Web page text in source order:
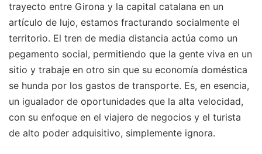
trayecto entre Girona y la capital catalana en un
artículo de lujo, estamos fracturando socialmente el
territorio. El tren de media distancia actúa como un
pegamento social, permitiendo que la gente viva en un
sitio y trabaje en otro sin que su economía doméstica
se hunda por los gastos de transporte. Es, en esencia,
un igualador de oportunidades que la alta velocidad,
con su enfoque en el viajero de negocios y el turista
de alto poder adquisitivo, simplemente ignora.